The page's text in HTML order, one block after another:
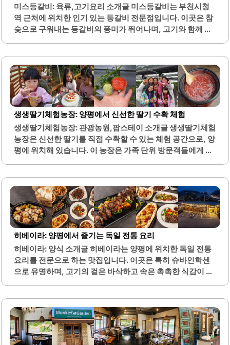
니다. 왕코등갈비는 가성비가 뛰어난 맛집으로, 푸짐한..
미스등갈비: 육류,고기요리 소개글 미스등갈비는 부천시청
역 근처에 위치한 인기 있는 등갈비 전문점입니다. 이곳은 참
숯으로 구워내는 등갈비의 풍미가 뛰어나며, 고기와 함께 제
오기 때문에 편리하게 즐길 수 있습니다.라면은 셀프 서비스
로 제공되어 다양한 종류를 선택할 수 있으며, 무한리필로 제
공되는 반찬과 함께 식사를 더욱 즐겁게 만들어 줍니다. 가게
내부는 아늑한 분위기로 꾸며져 있으며, 직원들은 친절하게
서비스를 제공합니다. 또한, 계란찜과 된장찌개 등 서비스 메
뉴도 제공되어 더욱 만족스러운 식사를 경험할 수 있습니다.
미스등갈비는 항상 많은 손님들로 붐비는 인기 맛집으로, 특
히 저녁 시간대에는 야외에서 식사를 즐길 수 있는 야장 공간
이 마련되어 있어 더욱..
생생딸기체험농장: 양평에서 신선한 딸기 수확 체험
생생딸기체험농장: 관광농원,팜스테이 소개글 생생딸기체험
농장은 신선한 딸기를 직접 수확할 수 있는 체험 공간으로, 양
평에 위치해 있습니다. 이 농장은 가족 단위 방문객들에게 적
한 딸기를 직접 따고 맛볼 수 있는 기회를 가집니다.또한, 농
장 주인은 친절하게 방문객을 맞이하며, 체험에 대한 설명을
자세히 해주어 편안한 분위기를 조성합니다. 농장 주변은 자
연으로 둘러싸여 있어, 쾌적한 환경에서 체험을 즐길 수 있습
니다. 체험 시간은 적절하게 설정되어 있어, 방문객들이 충분
히 딸기를 수확할 수 있는 시간을 제공합니다.농장 내부에는
아이들이 놀 수 있는 공간도 마련되어 있어, 가족 단위 방문객
들이 더욱 즐겁게 시간을 보낼 수 있습니다. 주차 공간도..
히베이라: 양평에서 즐기는 독일 전통 요리
히베이라: 양식 소개글 히베이라는 양평에 위치한 독일 전통
요리를 전문으로 하는 맛집입니다. 이곳은 특히 슈바인학센
으로 유명하며, 고기의 겉은 바삭하고 속은 촉촉한 식감이 특
라는 스타벅스 더양평DT점과 가까운 위치에 있어 접근성이
뛰어납니다. 메뉴는 슈바인학센 외에도 다양한 파스타와 피
자, 씨푸드 요리 등으로 구성되어 있어 선택의 폭이 넓습니다.
특히, 바질페스토 파스타와 같은 이색적인 메뉴도 제공하여